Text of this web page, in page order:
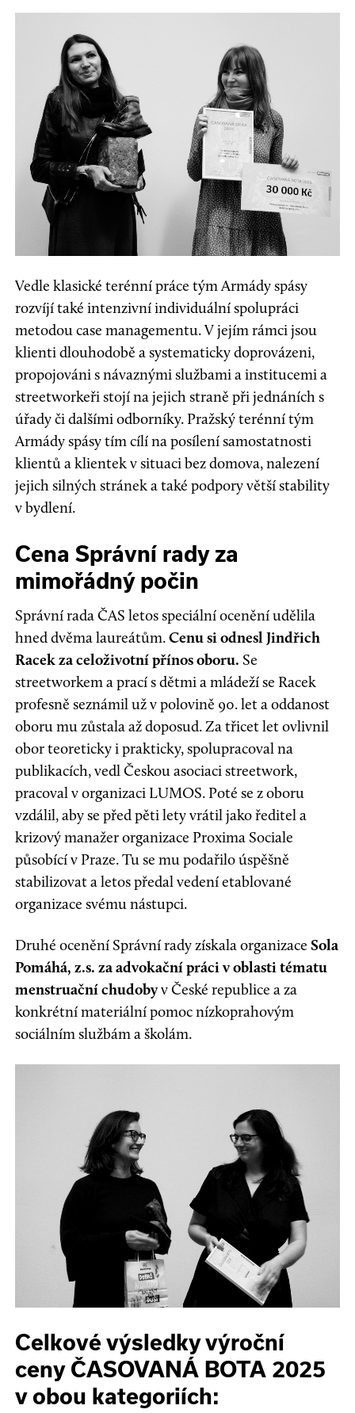
Vedle klasické terénní práce tým Armády spásy
rozvíjí také intenzivní individuální spolupráci
metodou case managementu. V jejím rámci jsou
klienti dlouhodobě a systematicky doprovázeni,
propojováni s návaznými službami a institucemi a
streetworkeři stojí na jejich straně při jednáních s
úřady či dalšími odborníky. Pražský terénní tým
Armády spásy tím cílí na posílení samostatnosti
klientů a klientek v situaci bez domova, nalezení
jejich silných stránek a také podpory větší stability
v bydlení.
Cena Správní rady za
mimořádný počin
Správní rada ČAS letos speciální ocenění udělila
hned dvěma laureátům.Cenu si odnesl Jindřich
Racek za celoživotní přínos oboru. Se
streetworkem a prací s dětmi a mládeží se Racek
profesně seznámil už v polovině 90. let a oddanost
oboru mu zůstala až doposud. Za třicet let ovlivnil
obor teoreticky i prakticky, spolupracoval na
publikacích, vedl Českou asociaci streetwork,
pracoval v organizaci LUMOS. Poté se z oboru
vzdálil, aby se před pěti lety vrátil jako ředitel a
krizový manažer organizace Proxima Sociale
působící v Praze. Tu se mu podařilo úspěšně
stabilizovat a letos předal vedení etablované
organizace svému nástupci.
Druhé ocenění Správní rady získala organizaceSola
Pomáhá, z.s. za advokační práci v oblasti tématu
menstruační chudobyv České republice a za
konkrétní materiální pomoc nízkoprahovým
sociálním službám a školám.
Celkové výsledky výroční
ceny ČASOVANÁ BOTA 2025
v obou kategoriích: